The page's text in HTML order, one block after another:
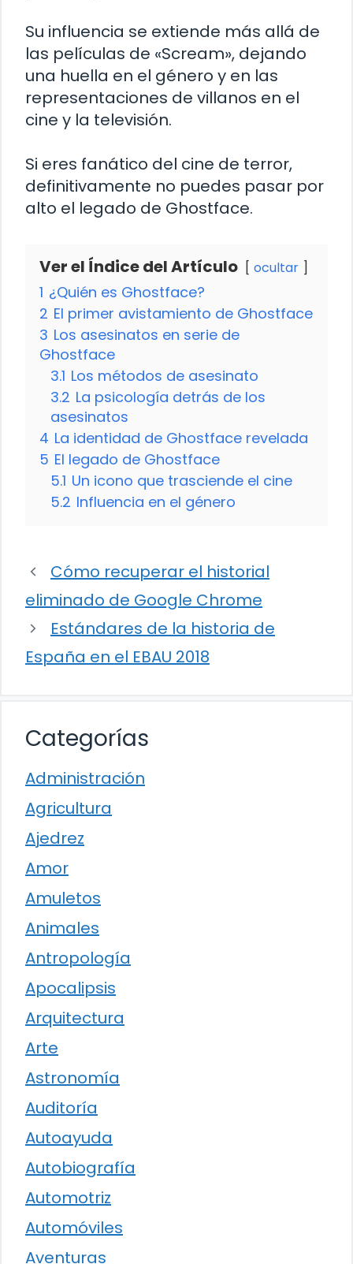
Su influencia se extiende más allá de
las películas de «Scream», dejando
una huella en el género y en las
representaciones de villanos en el
cine y la televisión.
Si eres fanático del cine de terror,
definitivamente no puedes pasar por
alto el legado de Ghostface.
Ver el Índice del Artículo ocultar
1 ¿Quién es Ghostface?
2 El primer avistamiento de Ghostface
3 Los asesinatos en serie de
Ghostface
3.1 Los métodos de asesinato
3.2 La psicología detrás de los
asesinatos
4 La identidad de Ghostface revelada
5 El legado de Ghostface
5.1 Un icono que trasciende el cine
5.2 Influencia en el género
Cómo recuperar el historial
eliminado de Google Chrome
Estándares de la historia de
España en el EBAU 2018
Categorías
Administración
Agricultura
Ajedrez
Amor
Amuletos
Animales
Antropología
Apocalipsis
Arquitectura
Arte
Astronomía
Auditoría
Autoayuda
Autobiografía
Automotriz
Automóviles
Aventuras